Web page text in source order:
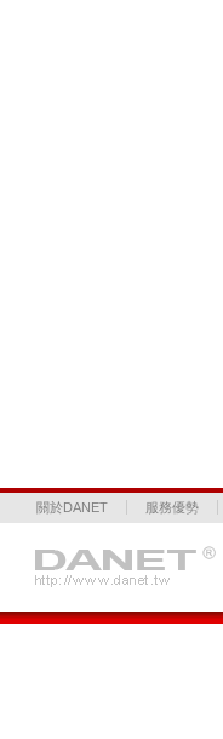
關於DANET 服務優勢